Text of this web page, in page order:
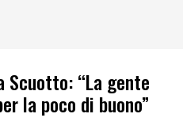
Scuotto: “La gente
la poco di buono”